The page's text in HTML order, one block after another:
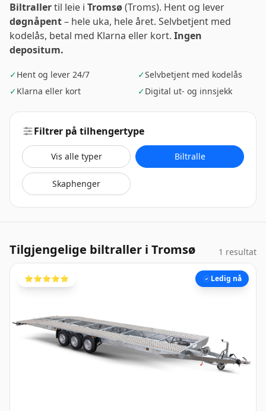
Biltrallertil leie i Tromsø(Troms). Hent og lever
døgnåpent– hele uka, hele året. Selvbetjent med
kodelås, betal med Klarna eller kort. Ingen
depositum.
✓Hent og lever 24/7 ✓Selvbetjent med kodelås
✓Klarna eller kort ✓Digital ut- og innsjekk
Filtrer på tilhengertype
Vis alle typer Biltralle
Skaphenger
Tilgjengelige biltraller i Tromsø 1 resultat
⭐️⭐️⭐️⭐️⭐️ Ledig nå